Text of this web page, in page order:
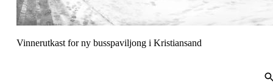
Vinnerutkast for ny busspaviljong i Kristiansand